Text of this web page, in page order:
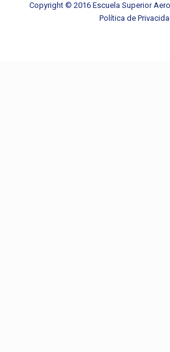
Copyright © 2016 Escuela Superior
Política de